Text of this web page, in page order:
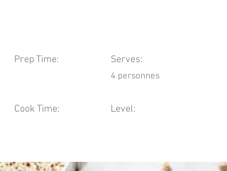
Prep Time:
Cook Time:
Serves:
4 personnes
Level: